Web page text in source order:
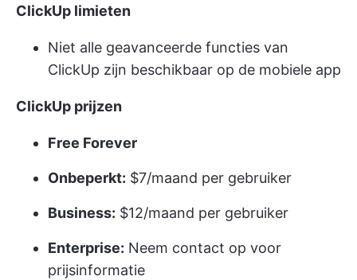
ClickUp limieten
Niet alle geavanceerde functies van
ClickUp zijn beschikbaar op de mobiele app
ClickUp prijzen
Free Forever
Onbeperkt: $7/maand per gebruiker
Business: $12/maand per gebruiker
Enterprise: Neem contact op voor
prijsinformatie